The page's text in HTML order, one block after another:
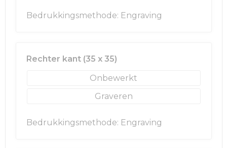
Bedrukkingsmethode: Engraving
Rechter kant (35 x 35)
Onbewerkt
Graveren
Bedrukkingsmethode: Engraving